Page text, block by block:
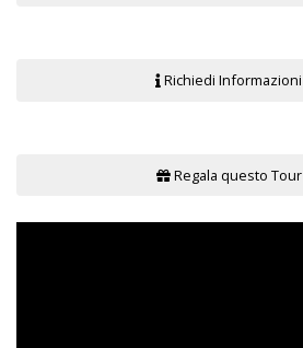
Richiedi Informazioni
Regala questo Tour